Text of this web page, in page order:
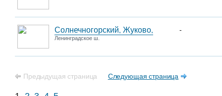
Солнечногорский, Жуково,
Ленинградское ш.
-
Предыдущая страница Следующая страница